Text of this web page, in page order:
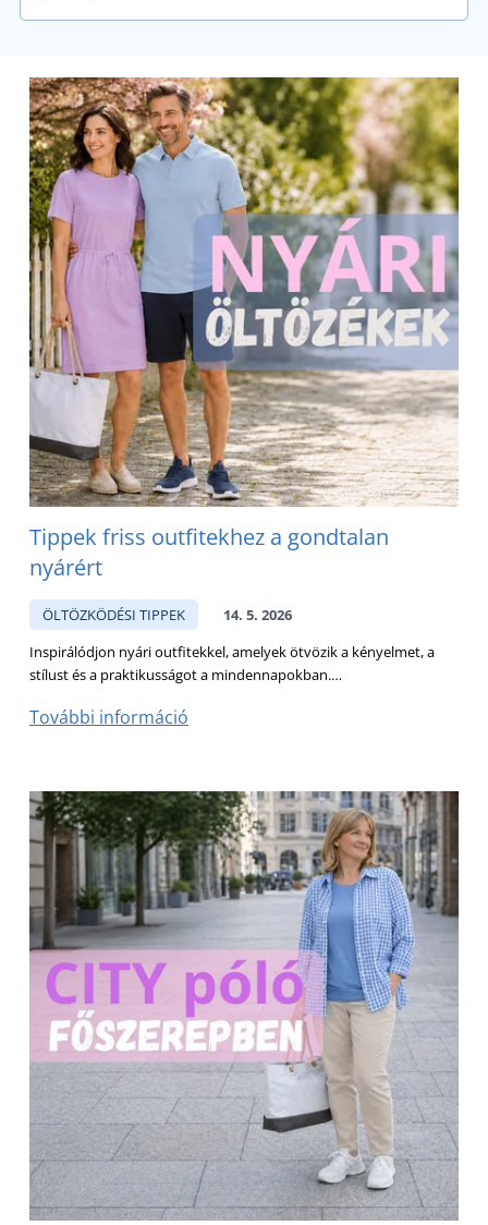
Tippek friss outfitekhez a gondtalan
nyárért
ÖLTÖZKÖDÉSI TIPPEK
14. 5. 2026
Inspirálódjon nyári outfitekkel, amelyek ötvözik a kényelmet, a
stílust és a praktikusságot a mindennapokban.…
További információ